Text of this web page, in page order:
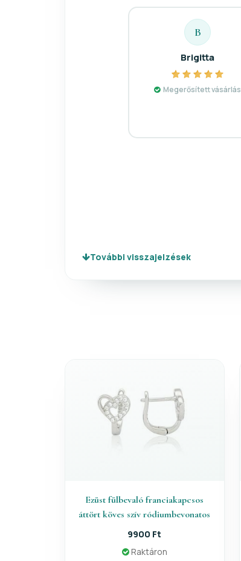
B
Brigitta
Megerősített vásárlás
További visszajelzések
Ezüst fülbevaló franciakapcsos
áttört köves szív ródiumbevonatos
9900 Ft
Raktáron